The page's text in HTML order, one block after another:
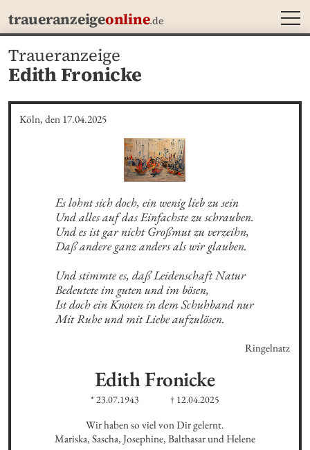
traueranzeigeonline.de
Traueranzeige
Edith Fronicke
Köln, den 17.04.2025
Es lohnt sich doch, ein wenig lieb zu sein
Und alles auf das Einfachste zu schrauben.
Und es ist gar nicht Großmut zu verzeihn,
Daß andere ganz anders als wir glauben.
Und stimmte es, daß Leidenschaft Natur
Bedeutete im guten und im bösen,
Ist doch ein Knoten in dem Schuhband nur
Mit Ruhe und mit Liebe aufzulösen.
Ringelnatz
EdithFronicke
* 23.07.1943 † 12.04.2025
Wir haben so viel von Dir gelernt.
Mariska, Sascha, Josephine, Balthasar und Helene